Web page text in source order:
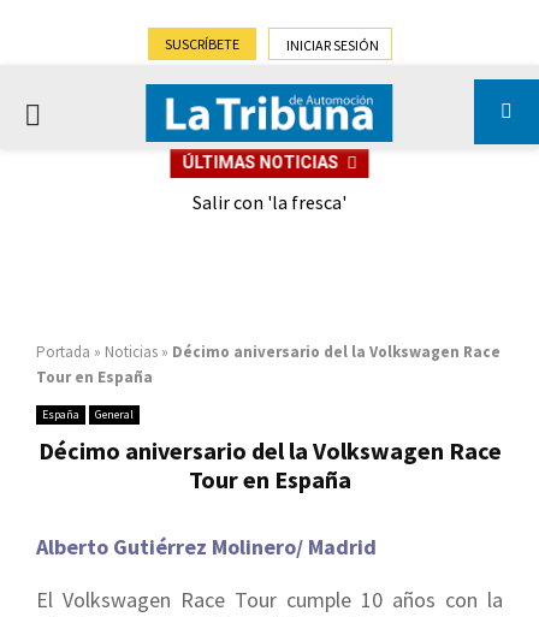
SUSCRÍBETE INICIAR SESIÓN
PRIMARY
ÚLTIMAS NOTICIAS
Salir con 'la fresca'
Portada » Noticias » Décimo aniversario del la Volkswagen Race
Tour en España
España General
Décimo aniversario del la Volkswagen Race
Tour en España
Alberto Gutiérrez Molinero/ Madrid
El Volkswagen Race Tour cumple 10 años con la